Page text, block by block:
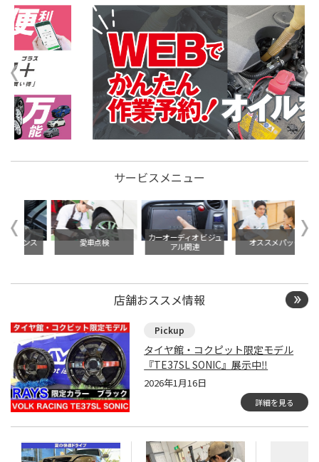
サービスメニュー
愛車点検
カーオーディオ ビジュ
アル関連
オススメパック
店舗おススメ情報
タイヤ館・コクピット限定モデル
『TE37SL SONIC』展示中‼️
2026年1月16日
詳細を見る